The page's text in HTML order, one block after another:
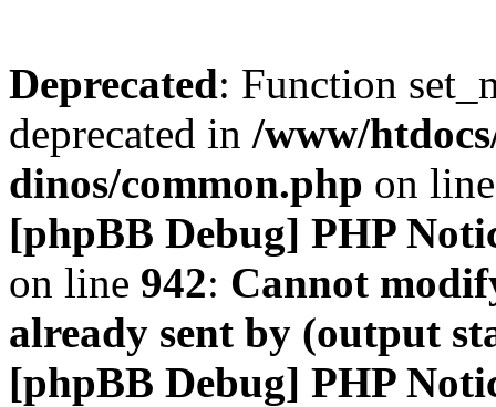
Deprecated: Function
deprecated in /www/
dinos/common.php on
[phpBB Debug] PHP
on line 942: Cannot
already sent by (output
[phpBB Debug] PHP